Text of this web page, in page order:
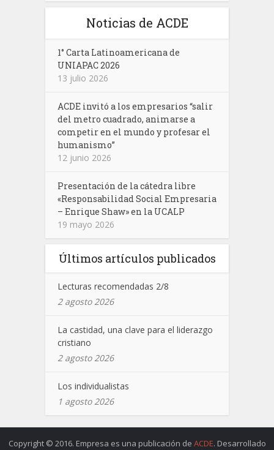
Noticias de ACDE
1° Carta Latinoamericana de
UNIAPAC 2026
13 julio 2026
ACDE invitó a los empresarios “salir
del metro cuadrado, animarse a
competir en el mundo y profesar el
humanismo”
12 junio 2026
Presentación de la cátedra libre
«Responsabilidad Social Empresaria
– Enrique Shaw» en la UCALP
19 mayo 2026
Últimos artículos publicados
Lecturas recomendadas 2/8
2 agosto 2026
La castidad, una clave para el liderazgo
cristiano
2 agosto 2026
Los individualistas
1 agosto 2026
Copyright © 2016. Empresa es una publicación de ACDE. Desarrollado